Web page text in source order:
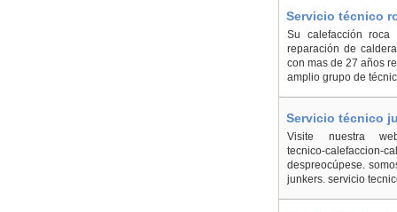
Servicio técnico
Su calefacción
reparación de
con mas de 27 años
amplio grupo de
Servicio técnico
Visite nuestra web:
tecnico-
despreocúpese.
junkers. servicio